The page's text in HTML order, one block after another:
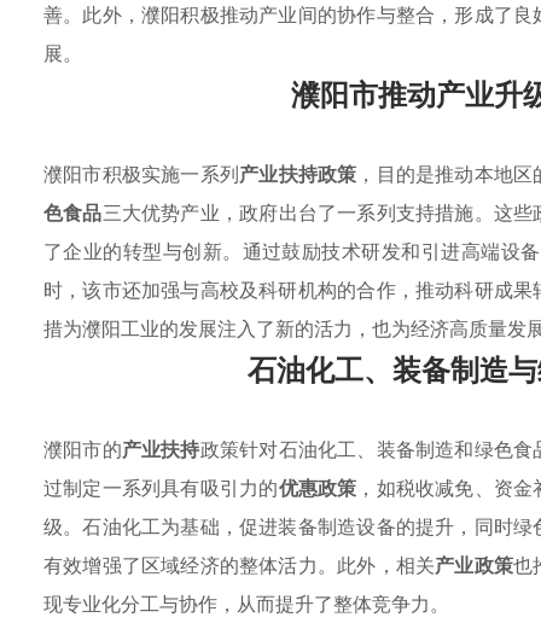
善。此外，濮阳积极推动产业间的协作与整合，形成了
展。
濮阳市推动产业升
濮阳市积极实施一系列产业扶持政策 ，目的是推动本地
色食品三大优势产业，政府出台了一系列支持措施。这
了企业的转型与创新。通过鼓励技术研发和引进高端设
时，该市还加强与高校及科研机构的合作，推动科研成
措为濮阳工业的发展注入了新的活力，也为经济高质量发
石油化工、装备制造
濮阳市的产业扶持政策针对石油化工、装备制造和绿色
过制定一系列具有吸引力的优惠政策 ，如税收减免、资
级。石油化工为基础，促进装备制造设备的提升，同时
有效增强了区域经济的整体活力。此外，相关产业政策也
现专业化分工与协作，从而提升了整体竞争力。